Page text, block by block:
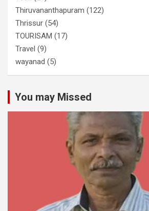
Thiruvananthapuram (122)
Thrissur (54)
TOURISAM (17)
Travel (9)
wayanad (5)
You may Missed